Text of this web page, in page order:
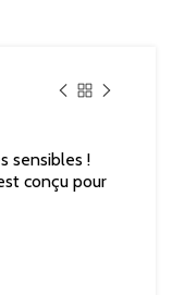
sensibles !
conçu pour